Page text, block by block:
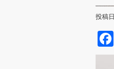
投稿日